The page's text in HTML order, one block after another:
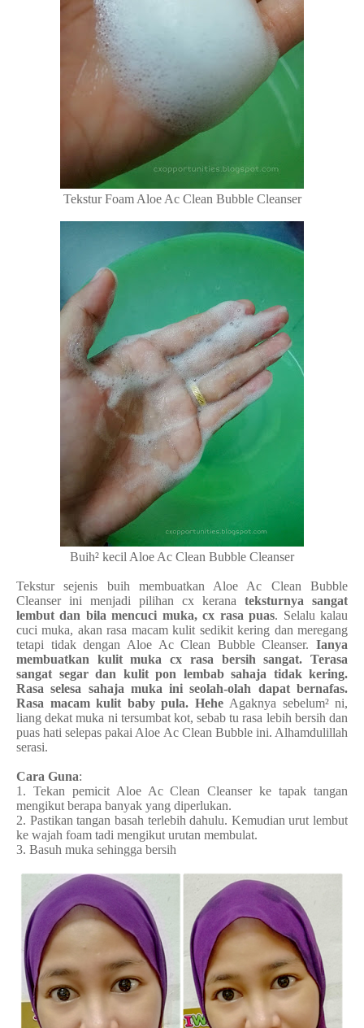
Tekstur Foam Aloe Ac Clean Bubble Cleanser
Buih² kecil Aloe Ac Clean Bubble Cleanser
Tekstur sejenis buih membuatkan Aloe Ac Clean Bubble
Cleanser ini menjadi pilihan cx kerana teksturnya sangat
lembut dan bila mencuci muka, cx rasa puas. Selalu kalau
cuci muka, akan rasa macam kulit sedikit kering dan meregang
tetapi tidak dengan Aloe Ac Clean Bubble Cleanser. Ianya
membuatkan kulit muka cx rasa bersih sangat. Terasa
sangat segar dan kulit pon lembab sahaja tidak kering.
Rasa selesa sahaja muka ini seolah-olah dapat bernafas.
Rasa macam kulit baby pula. Hehe Agaknya sebelum² ni,
liang dekat muka ni tersumbat kot, sebab tu rasa lebih bersih dan
puas hati selepas pakai Aloe Ac Clean Bubble ini. Alhamdulillah
serasi.
Cara Guna:
1. Tekan pemicit Aloe Ac Clean Cleanser ke tapak tangan
mengikut berapa banyak yang diperlukan.
2. Pastikan tangan basah terlebih dahulu. Kemudian urut lembut
ke wajah foam tadi mengikut urutan membulat.
3. Basuh muka sehingga bersih